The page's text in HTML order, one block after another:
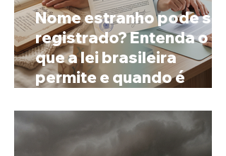
Nome estranho pode ser
registrado? Entenda o
que a lei brasileira
permite e quando é
prenome